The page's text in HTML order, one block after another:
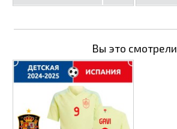
Вы это смотрели